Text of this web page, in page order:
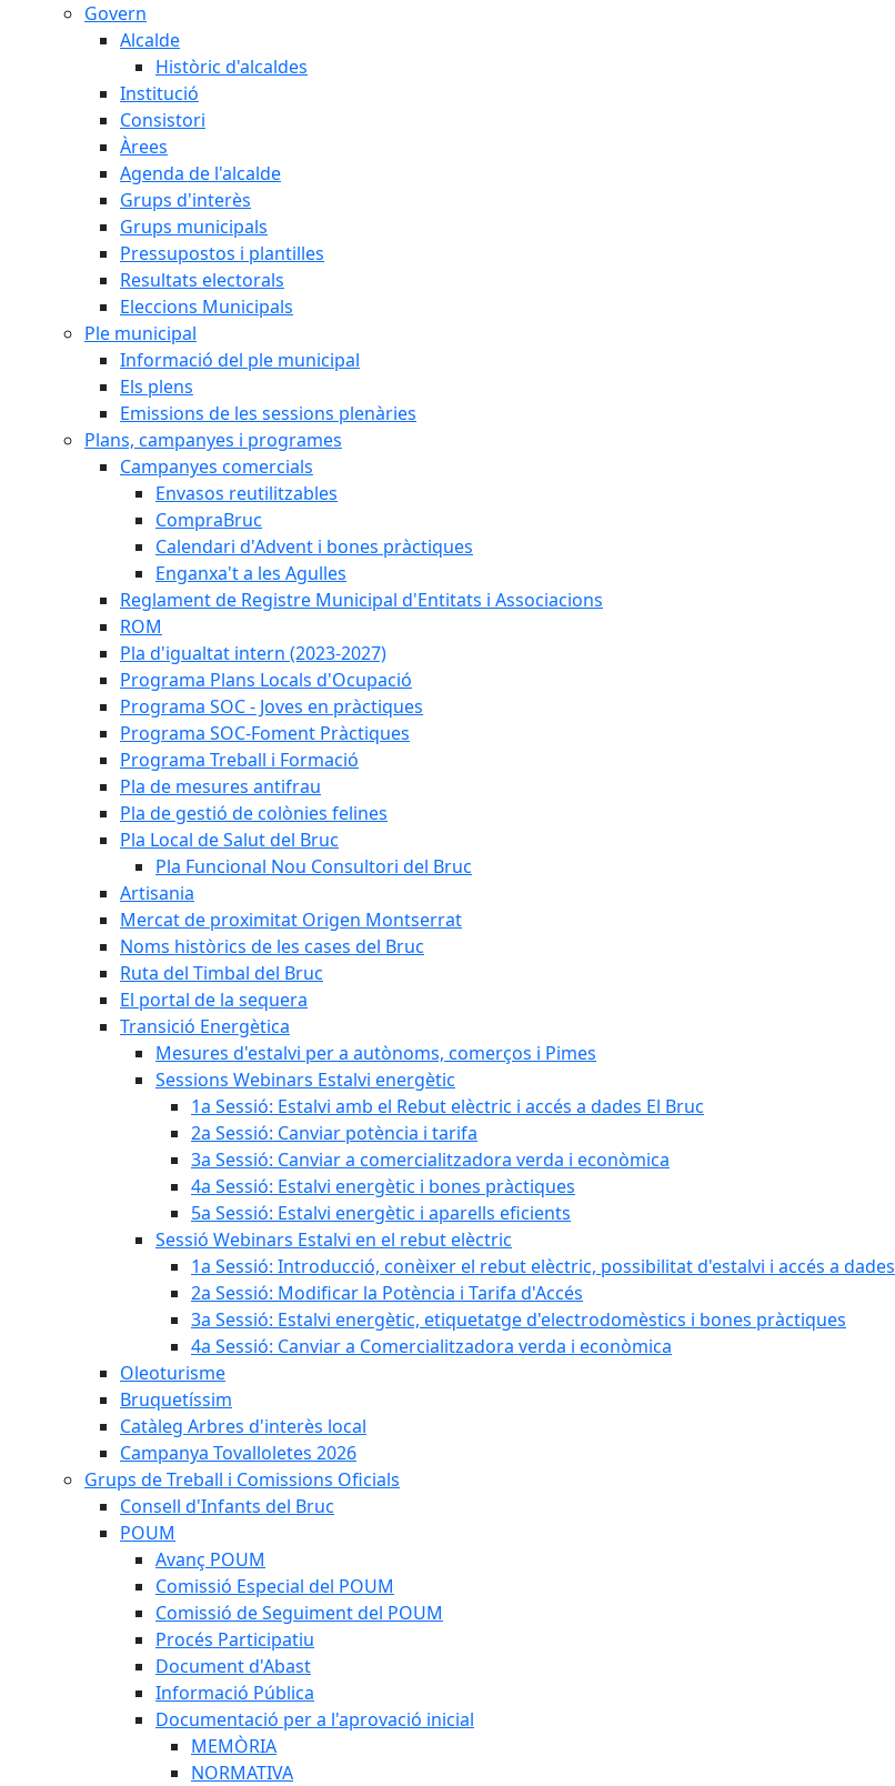
Govern
Alcalde
Històric d'alcaldes
Institució
Consistori
Àrees
Agenda de l'alcalde
Grups d'interès
Grups municipals
Pressupostos i plantilles
Resultats electorals
Eleccions Municipals
Ple municipal
Informació del ple municipal
Els plens
Emissions de les sessions plenàries
Plans, campanyes i programes
Campanyes comercials
Envasos reutilitzables
CompraBruc
Calendari d'Advent i bones pràctiques
Enganxa't a les Agulles
Reglament de Registre Municipal d'Entitats i Associacions
ROM
Pla d'igualtat intern (2023-2027)
Programa Plans Locals d'Ocupació
Programa SOC - Joves en pràctiques
Programa SOC-Foment Pràctiques
Programa Treball i Formació
Pla de mesures antifrau
Pla de gestió de colònies felines
Pla Local de Salut del Bruc
Pla Funcional Nou Consultori del Bruc
Artisania
Mercat de proximitat Origen Montserrat
Noms històrics de les cases del Bruc
Ruta del Timbal del Bruc
El portal de la sequera
Transició Energètica
Mesures d'estalvi per a autònoms, comerços i Pimes
Sessions Webinars Estalvi energètic
1a Sessió: Estalvi amb el Rebut elèctric i accés a dades El Bruc
2a Sessió: Canviar potència i tarifa
3a Sessió: Canviar a comercialitzadora verda i econòmica
4a Sessió: Estalvi energètic i bones pràctiques
5a Sessió: Estalvi energètic i aparells eficients
Sessió Webinars Estalvi en el rebut elèctric
1a Sessió: Introducció, conèixer el rebut elèctric, possibilitat d'estalvi i accés a dades
2a Sessió: Modificar la Potència i Tarifa d'Accés
3a Sessió: Estalvi energètic, etiquetatge d'electrodomèstics i bones pràctiques
4a Sessió: Canviar a Comercialitzadora verda i econòmica
Oleoturisme
Bruquetíssim
Catàleg Arbres d'interès local
Campanya Tovalloletes 2026
Grups de Treball i Comissions Oficials
Consell d'Infants del Bruc
POUM
Avanç POUM
Comissió Especial del POUM
Comissió de Seguiment del POUM
Procés Participatiu
Document d'Abast
Informació Pública
Documentació per a l'aprovació inicial
MEMÒRIA
NORMATIVA